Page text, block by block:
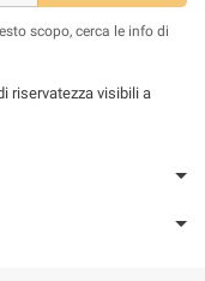
scopo, cerca le info di
riservatezza visibili a